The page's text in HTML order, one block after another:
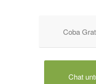
Coba
Chat